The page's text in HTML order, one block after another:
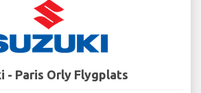
- Paris Orly Flygplats